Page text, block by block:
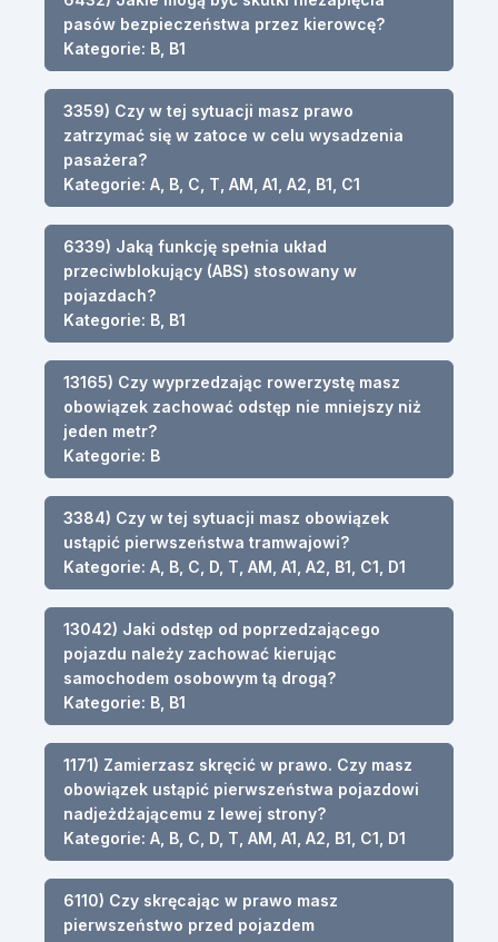
pasów bezpieczeństwa przez kierowcę?
Kategorie: B, B1
3359) Czy w tej sytuacji masz prawo
zatrzymać się w zatoce w celu wysadzenia
pasażera?
Kategorie: A, B, C, T, AM, A1, A2, B1, C1
6339) Jaką funkcję spełnia układ
przeciwblokujący (ABS) stosowany w
pojazdach?
Kategorie: B, B1
13165) Czy wyprzedzając rowerzystę masz
obowiązek zachować odstęp nie mniejszy niż
jeden metr?
Kategorie: B
3384) Czy w tej sytuacji masz obowiązek
ustąpić pierwszeństwa tramwajowi?
Kategorie: A, B, C, D, T, AM, A1, A2, B1, C1, D1
13042) Jaki odstęp od poprzedzającego
pojazdu należy zachować kierując
samochodem osobowym tą drogą?
Kategorie: B, B1
1171) Zamierzasz skręcić w prawo. Czy masz
obowiązek ustąpić pierwszeństwa pojazdowi
nadjeżdżającemu z lewej strony?
Kategorie: A, B, C, D, T, AM, A1, A2, B1, C1, D1
6110) Czy skręcając w prawo masz
pierwszeństwo przed pojazdem